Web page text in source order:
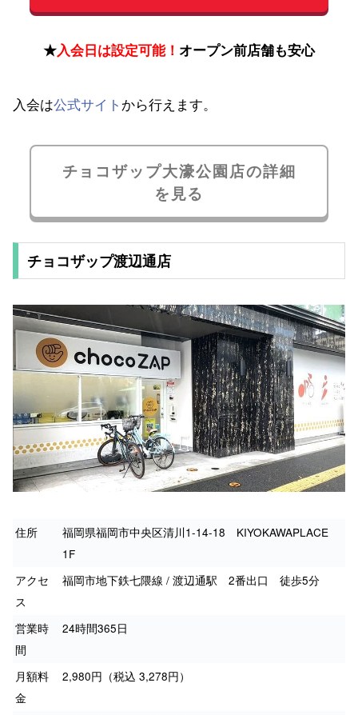
★入会日は設定可能！ オープン前店舗も安心
入会は公式サイト から行えます。
チョコザップ大濠公園店の詳細
を見る
チョコザップ渡辺通店
住所
福岡県福岡市中央区清川1-14-18 KIYOKAWAPLACE
1F
アクセ
ス
福岡市地下鉄七隈線 / 渡辺通駅 2番出口 徒歩5分
営業時
間
24時間365日
月額料
金
2,980円（税込 3,278円）